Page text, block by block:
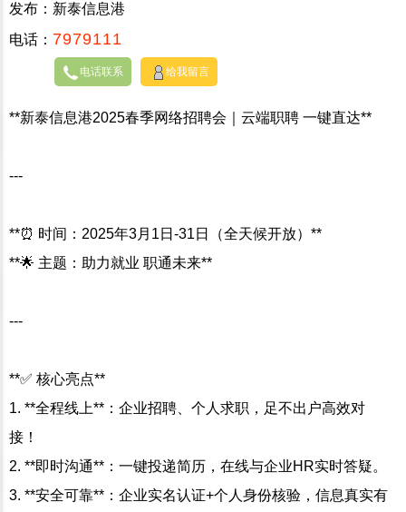
发布：新泰信息港
电话： 7979111
电话联系 给我留言
**新泰信息港2025春季网络招聘会｜云端职聘 一键直达**
---
**⏰ 时间：2025年3月1日-31日（全天候开放）**
**🌟 主题：助力就业 职通未来**
---
**✅ 核心亮点**
1. **全程线上**：企业招聘、个人求职，足不出户高效对
接！
2. **即时沟通**：一键投递简历，在线与企业HR实时答疑。
3. **安全可靠**：企业实名认证+个人身份核验，信息真实有